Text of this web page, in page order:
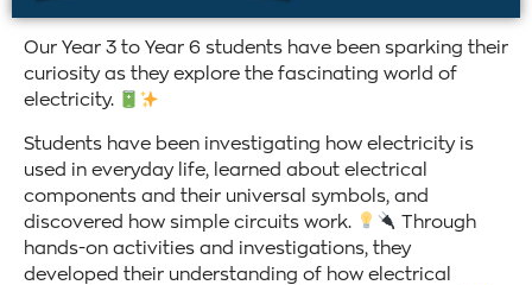
Our Year 3 to Year 6 students have been sparking their
curiosity as they explore the fascinating world of
electricity.
Students have been investigating how electricity is
used in everyday life, learned about electrical
components and their universal symbols, and
discovered how simple circuits work.
Through
hands-on activities and investigations, they
developed their understanding of how electrical